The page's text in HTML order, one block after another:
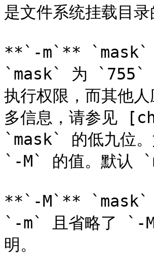
是文件系统挂载目录
**`-m`** `mask` 指
`mask` 为 `755`
执行权限，而其他
多信息，请参见
`mask` 的低九位
`-M` 的值。默认
**`-M`** `mask` 指
`-m` 且省略了 `-
明。